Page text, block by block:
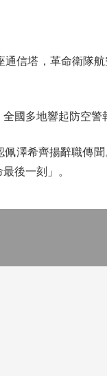
信塔，革命衛隊航
國多地響起防空警
澤希齊揚辭職傳聞
後一刻」。